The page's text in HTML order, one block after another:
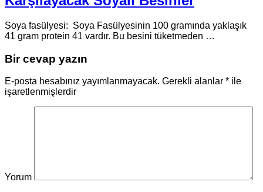
Soya fasülyesi: Soya Fasülyesinin 100 gramında yaklaşık
41 gram protein 41 vardır. Bu besini tüketmeden …
Bir cevap yazın
E-posta hesabınız yayımlanmayacak. Gerekli alanlar * ile
işaretlenmişlerdir
Yorum